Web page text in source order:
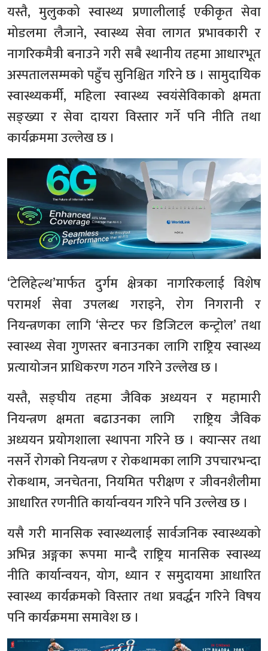
यस्तै, मुलुकको स्वास्थ्य प्रणालीलाई एकीकृत सेवा
मोडलमा लैजाने, स्वास्थ्य सेवा लागत प्रभावकारी र
नागरिकमैत्री बनाउने गरी सबै स्थानीय तहमा आधारभूत
अस्पतालसम्मको पहुँच सुनिश्चित गरिने छ । सामुदायिक
स्वास्थ्यकर्मी, महिला स्वास्थ्य स्वयंसेविकाको क्षमता
सङ्ख्या र सेवा दायरा विस्तार गर्ने पनि नीति तथा
कार्यक्रममा उल्लेख छ ।
‘टेलिहेल्थ’मार्फत दुर्गम क्षेत्रका नागरिकलाई विशेष
परामर्श सेवा उपलब्ध गराइने, रोग निगरानी र
नियन्त्रणका लागि ‘सेन्टर फर डिजिटल कन्ट्रोल’ तथा
स्वास्थ्य सेवा गुणस्तर बनाउनका लागि राष्ट्रिय स्वास्थ्य
प्रत्यायोजन प्राधिकरण गठन गरिने उल्लेख छ ।
यस्तै, सङ्घीय तहमा जैविक अध्ययन र महामारी
नियन्त्रण क्षमता बढाउनका लागि राष्ट्रिय जैविक
अध्ययन प्रयोगशाला स्थापना गरिने छ । क्यान्सर तथा
नसर्ने रोगको नियन्त्रण र रोकथामका लागि उपचारभन्दा
रोकथाम, जनचेतना, नियमित परीक्षण र जीवनशैलीमा
आधारित रणनीति कार्यान्वयन गरिने पनि उल्लेख छ ।
यसै गरी मानसिक स्वास्थ्यलाई सार्वजनिक स्वास्थ्यको
अभिन्न अङ्गका रूपमा मान्दै राष्ट्रिय मानसिक स्वास्थ्य
नीति कार्यान्वयन, योग, ध्यान र समुदायमा आधारित
स्वास्थ्य कार्यक्रमको विस्तार तथा प्रवर्द्धन गरिने विषय
पनि कार्यक्रममा समावेश छ ।